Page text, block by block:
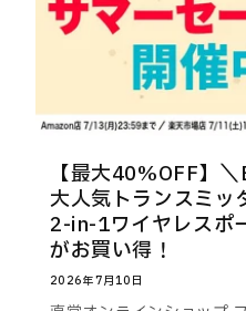
【最大40%OFF】
大人気トランスミッ
2-in-1ワイヤレスポ
がお買い得！
2026年7月10日